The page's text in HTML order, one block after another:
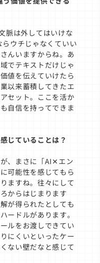
脈は外してはいけな
ウチじゃなくていい
んいますからね。あ
でテキストだけじゃ
値を伝えていけたら
以来蓄積してきたエ
セット。ここを活か
自信を持ってできま
じていることは？
、まさに「AI✕エン
可能性を感じてもら
ますね。往々にして
からはじまります
が得られたとしても
ードルがあります。
ルをお渡しできてい
にくいといったケー
ない壁だなと感じて